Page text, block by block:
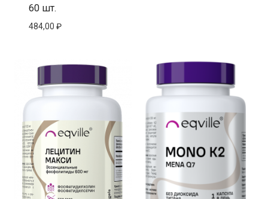
60 шт.
484,00 ₽